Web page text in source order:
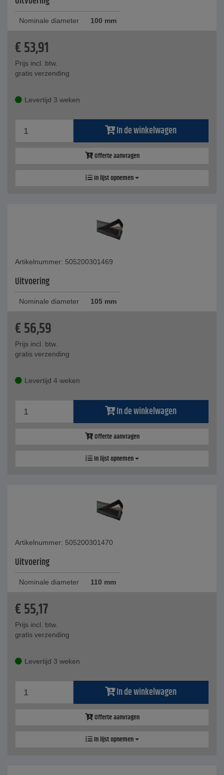
Nominale diameter 100 mm
€53,91
Prijs incl. btw.
gratis verzending
Levertijd 3 weken
In de winkelwagen
Offerte aanvragen
In lijst opnemen
Artikelnummer: 505200301469
Uitvoering
Nominale diameter 105 mm
€56,59
Prijs incl. btw.
gratis verzending
Levertijd 4 weken
In de winkelwagen
Offerte aanvragen
In lijst opnemen
Artikelnummer: 505200301470
Uitvoering
Nominale diameter 110 mm
€55,17
Prijs incl. btw.
gratis verzending
Levertijd 3 weken
In de winkelwagen
Offerte aanvragen
In lijst opnemen